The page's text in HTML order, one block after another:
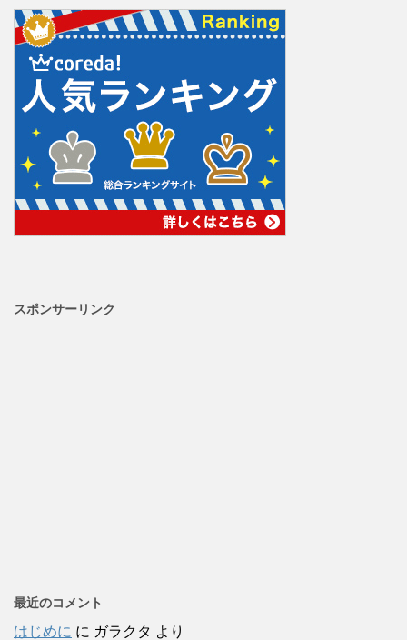
スポンサーリンク
最近のコメント
はじめに に ガラクタ より